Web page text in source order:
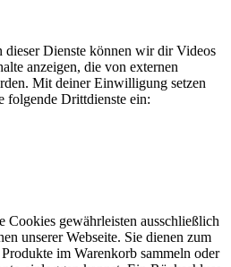
dieser Dienste können wir dir Videos
anzeigen, die von externen
Mit deiner Einwilligung setzen
folgende Drittdienste ein:
Cookies gewährleisten ausschließlich
unserer Webseite. Sie dienen zum
im Warenkorb sammeln oder